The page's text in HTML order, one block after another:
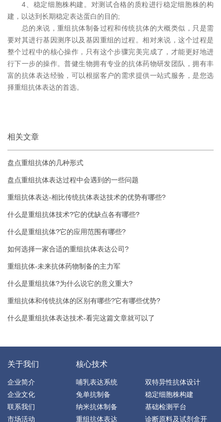
4、稳定细胞株构建。对测试合格的质粒进行稳定细胞株的构
建，以达到长期稳定表达蛋白的目的;
总的来说，重组抗体制备过程和传统抗体的大概类似，只是需
要对其进行基因测序以及基因重组的过程。相对来说，这个过程是
整个过程中的核心操作，只有这个步骤完美完成了，才能更好地进
行下一步的操作。普健生物拥有专业的抗体药物研发团队，拥有丰
富的抗体表达经验，可以根据客户的需求提供一站式服务，是您选
择重组抗体表达的首选。
相关文章
盘点重组抗体的几种形式
盘点重组抗体表达过程中会遇到的一些问题
重组抗体表达-相比传统抗体表达技术的优势有哪些?
什么是重组抗体技术?它的优缺点各有哪些?
什么是重组抗体?它的应用范围有哪些?
如何选择一家合适的重组抗体表达公司?
重组抗体-未来抗体药物制备的主力军
什么是重组抗体?为什么说它的意义重大?
重组抗体和传统抗体的区别有哪些?它有哪些优势?
什么是重组抗体表达技术-看完这篇文章就可以了
关于我们
企业简介
企业文化
联系我们
市场活动
核心技术
哺乳表达系统
兔单抗制备
纳米抗体制备
重组抗体表达
双特异性抗体设计
稳定细胞株构建
基础检测平台
诊断原料及试剂盒开